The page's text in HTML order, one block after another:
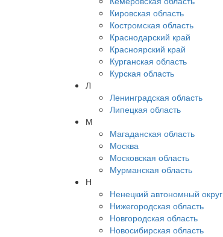
Кировская область
Костромская область
Краснодарский край
Красноярский край
Курганская область
Курская область
Л
Ленинградская область
Липецкая область
М
Магаданская область
Москва
Московская область
Мурманская область
Н
Ненецкий автономный округ
Нижегородская область
Новгородская область
Новосибирская область